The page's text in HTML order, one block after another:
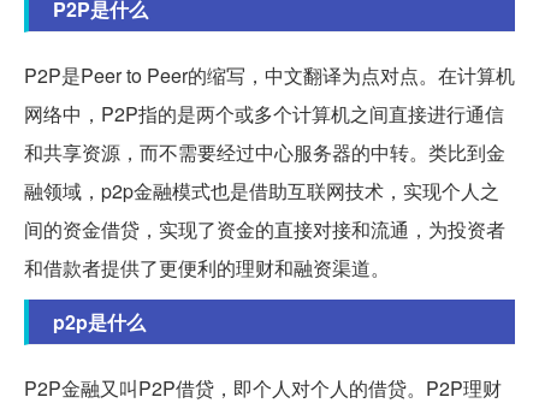
P2P是什么
P2P是Peer to Peer的缩写，中文翻译为点对点。在计算机
网络中，P2P指的是两个或多个计算机之间直接进行通信
和共享资源，而不需要经过中心服务器的中转。类比到金
融领域，p2p金融模式也是借助互联网技术，实现个人之
间的资金借贷，实现了资金的直接对接和流通，为投资者
和借款者提供了更便利的理财和融资渠道。
p2p是什么
P2P金融又叫P2P借贷，即个人对个人的借贷。P2P理财